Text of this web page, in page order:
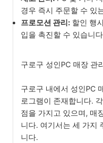
경우 즉시 주문할 수 있
프로모션 관리: 할인 행
입을 촉진할 수 있습니
구로구 성인PC 매장 관
구로구 내에서 성인PC
로그램이 존재합니다.
점을 가지고 있으며, 매
니다. 여기서는 세 가지
니다.